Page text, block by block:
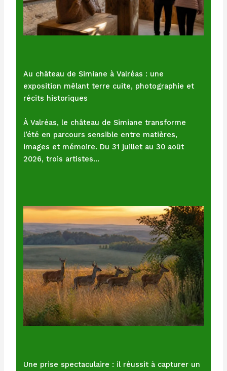
Au château de Simiane à Valréas : une
exposition mêlant terre cuite, photographie et
récits historiques
À Valréas, le château de Simiane transforme
l’été en parcours sensible entre matières,
images et mémoire. Du 31 juillet au 30 août
2026, trois artistes…
Une prise spectaculaire : il réussit à capturer un